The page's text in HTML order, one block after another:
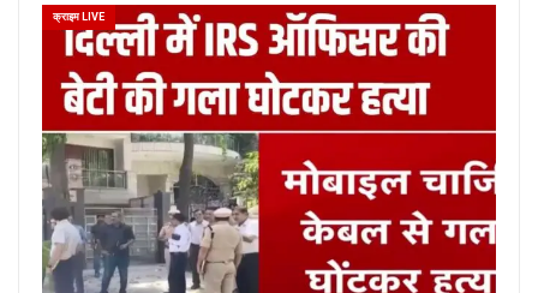
क्राइम LIVE